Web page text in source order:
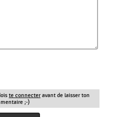
te connecteravant de laisser ton
;-)